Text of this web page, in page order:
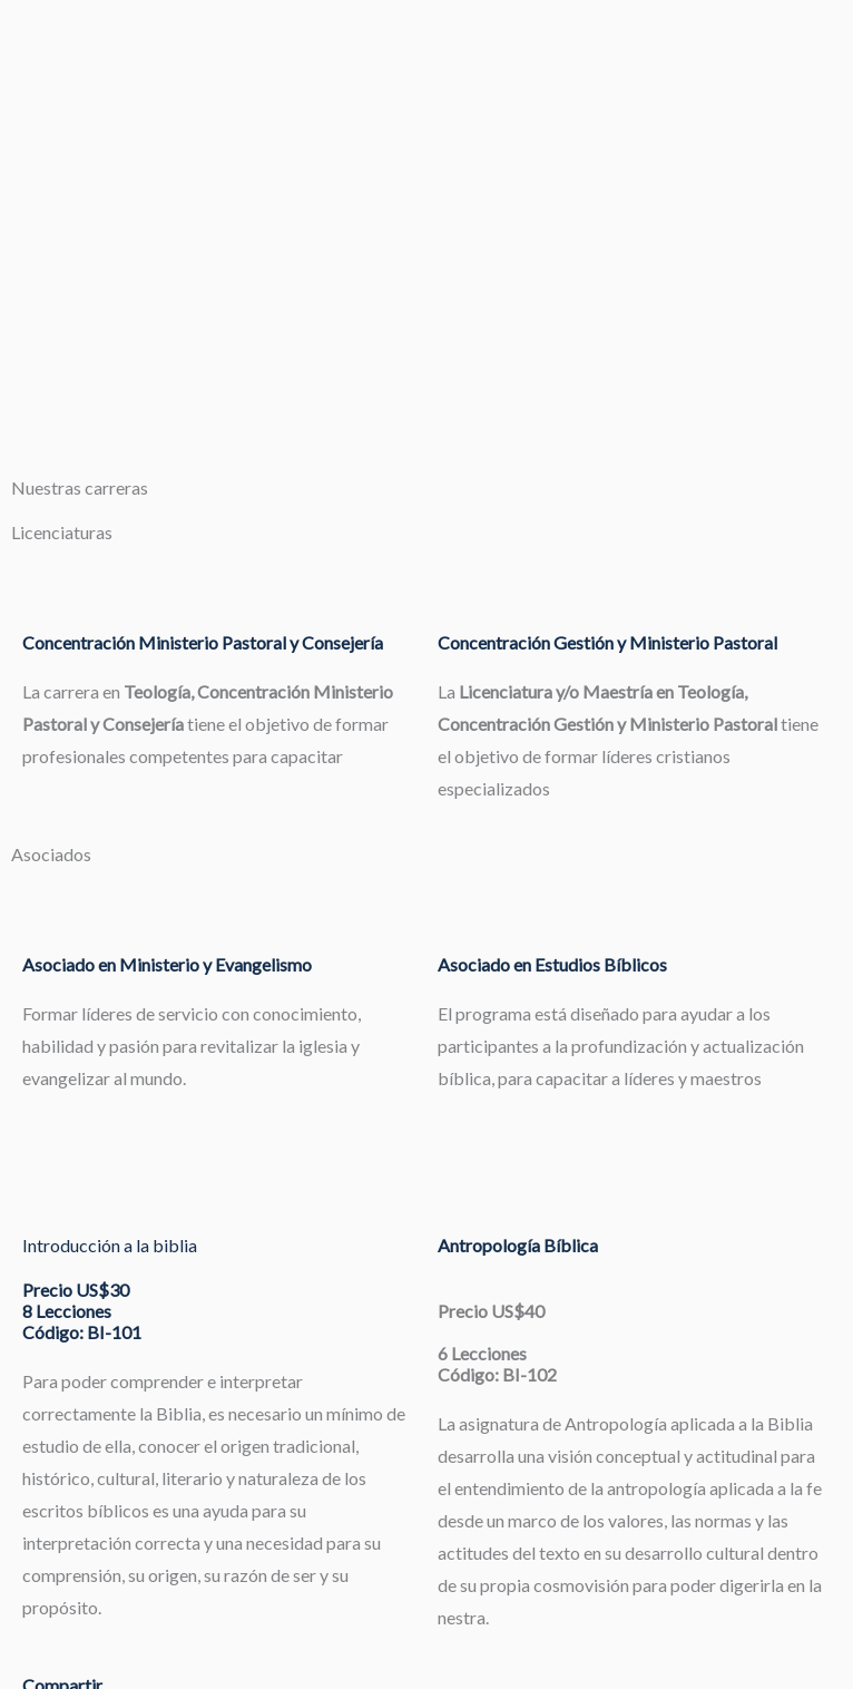
Nuestras carreras
Licenciaturas
Concentración Ministerio Pastoral y Consejería
La carrera en Teología, Concentración Ministerio
Pastoral y Consejeríatiene el objetivo de formar
profesionales competentes para capacitar
Concentración Gestión y Ministerio Pastoral
La Licenciatura y/o Maestría en Teología,
Concentración Gestión y Ministerio Pastoraltiene
el objetivo de formar líderes cristianos
especializados
Asociados
Asociado en Ministerio y Evangelismo
Formar líderes de servicio con conocimiento,
habilidad y pasión para revitalizar la iglesia y
evangelizar al mundo.
Asociado en Estudios Bíblicos
El programa está diseñado para ayudar a los
participantes a la profundización y actualización
bíblica, para capacitar a líderes y maestros
Introducción a la biblia
Precio US$30
8 Lecciones
Código: BI-101
Para poder comprender e interpretar
correctamente la Biblia, es necesario un mínimo de
estudio de ella, conocer el origen tradicional,
histórico, cultural, literario y naturaleza de los
escritos bíblicos es una ayuda para su
interpretación correcta y una necesidad para su
comprensión, su origen, su razón de ser y su
propósito.
Compartir
Antropología Bíblica
Precio US$40
6 Lecciones
Código: BI-102
La asignatura de Antropología aplicada a la Biblia
desarrolla una visión conceptual y actitudinal para
el entendimiento de la antropología aplicada a la fe
desde un marco de los valores, las normas y las
actitudes del texto en su desarrollo cultural dentro
de su propia cosmovisión para poder digerirla en la
nestra.